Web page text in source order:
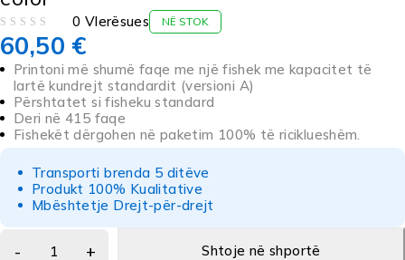
0 Vlerësues NË STOK
60,50 €
Printoni më shumë faqe me një fishek me kapacitet të
lartë kundrejt standardit (versioni A)
Përshtatet si fisheku standard
Deri në 415 faqe
Fishekët dërgohen në paketim 100% të riciklueshëm.
Transporti brenda 5 ditëve
Produkt 100% Kualitative
Mbështetje Drejt-për-drejt
Shtoje në shportë